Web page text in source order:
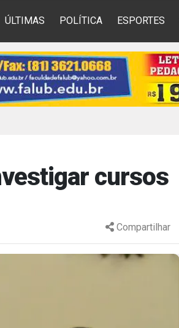
ÚLTIMAS POLÍTICA ESPORTES
cursos
Compartilhar